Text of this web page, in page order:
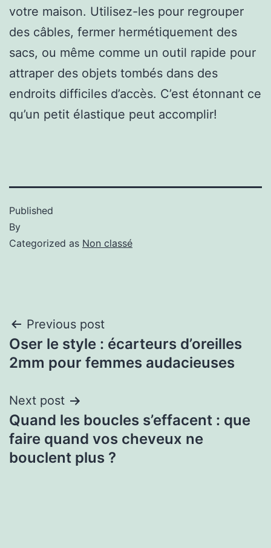
votre maison. Utilisez-les pour regrouper
des câbles, fermer hermétiquement des
sacs, ou même comme un outil rapide pour
attraper des objets tombés dans des
endroits difficiles d’accès. C’est étonnant ce
qu’un petit élastique peut accomplir!
Published
By
Categorized as Non classé
Previous post
Oser le style : écarteurs d’oreilles
2mm pour femmes audacieuses
Next post
Quand les boucles s’effacent : que
faire quand vos cheveux ne
bouclent plus ?